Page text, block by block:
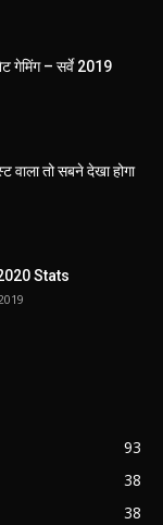
गेमिंग – सर्वे 2019
वाला तो सबने देखा होगा
Stats
93
38
38